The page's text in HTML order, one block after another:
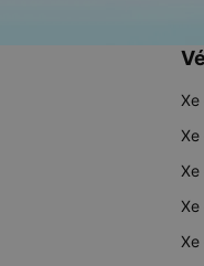
Xe
Xe
Xe
Xe
Xe